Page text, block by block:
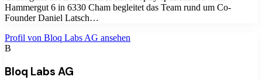
Hammergut 6 in 6330 Cham begleitet das Team rund um Co-
Founder Daniel Latsch…
Profil von Bloq Labs AG ansehen
B
Bloq Labs AG